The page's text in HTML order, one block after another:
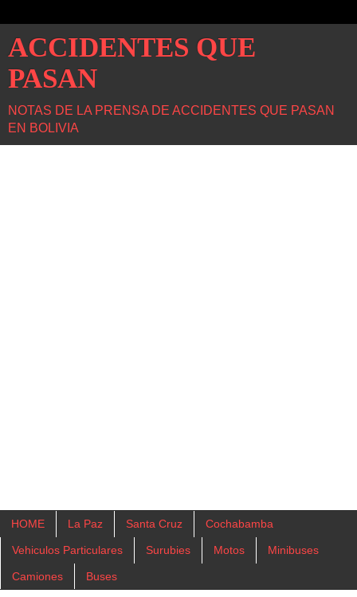
ACCIDENTES QUE
PASAN
NOTAS DE LA PRENSA DE ACCIDENTES QUE PASAN
EN BOLIVIA
HOME La Paz Santa Cruz Cochabamba
Vehiculos Particulares Surubies Motos Minibuses
Camiones Buses